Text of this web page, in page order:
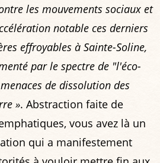
les mouvements sociaux et
notable ces derniers
effroyables à Sainte-Soline,
par le spectre de "l'éco-
de dissolution des
». Abstraction faite de
vous avez là un
qui a manifestement